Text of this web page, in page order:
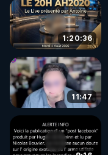
1:20:36
11:47